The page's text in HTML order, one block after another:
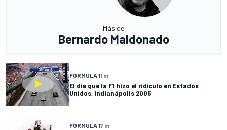
Más de
Bernardo Maldonado
FÓRMULA 11 m
El día que la F1 hizo el ridículo en Estados
Unidos, Indianápolis 2005
FÓRMULA 17 m